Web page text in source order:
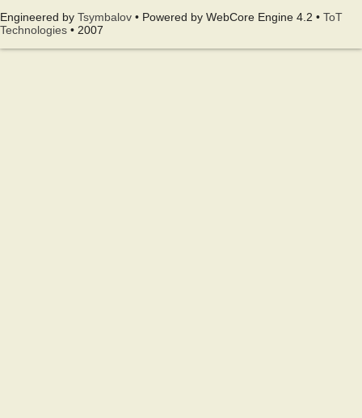
Engineered by Tsymbalov • Powered by WebCore Engine 4.2 • ToT
Technologies • 2007